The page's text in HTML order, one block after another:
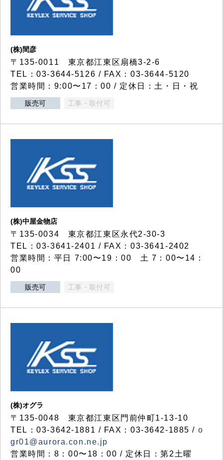
(株)間彦
〒135-0011 東京都江東区扇橋3-2-6
TEL：03-3644-5126 / FAX：03-3644-5120
営業時間：9:00〜17：00 / 定休日：土・日・祝
販売可 工事・取付可
(株)中屋金物店
〒135-0034 東京都江東区永代2-30-3
TEL：03-3641-2401 / FAX：03-3641-2402
営業時間：平日 7:00〜19：00 土 7：00〜14：
00
販売可 工事・取付可
(株)オグラ
〒135-0048 東京都江東区門前仲町1-13-10
TEL：03-3642-1881 / FAX：03-3642-1885 / o
gr01@aurora.con.ne.jp
営業時間：8：00〜18：00 / 定休日：第2土曜